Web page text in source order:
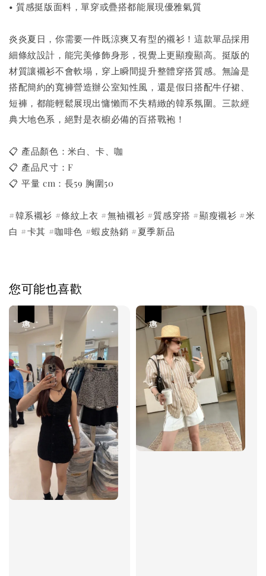
• 質感挺版面料，單穿或疊搭都能展現優雅氣質
炎炎夏日，你需要一件既涼爽又有型的襯衫！這款單品採用
細條紋設計，能完美修飾身形，視覺上更顯瘦顯高。挺版的
材質讓襯衫不會軟塌，穿上瞬間提升整體穿搭質感。無論是
搭配簡約的寬褲營造辦公室知性風，還是假日搭配牛仔裙、
短褲，都能輕鬆展現出慵懶而不失精緻的韓系氛圍。三款經
典大地色系，絕對是衣櫥必備的百搭戰袍！
📋 產品顏色：米白、卡、咖
📋 產品尺寸：F
📋 平量 cm：長59 胸圍50
#韓系襯衫 #條紋上衣 #無袖襯衫 #質感穿搭 #顯瘦襯衫 #米
白 #卡其 #咖啡色 #蝦皮熱銷 #夏季新品
您可能也喜歡